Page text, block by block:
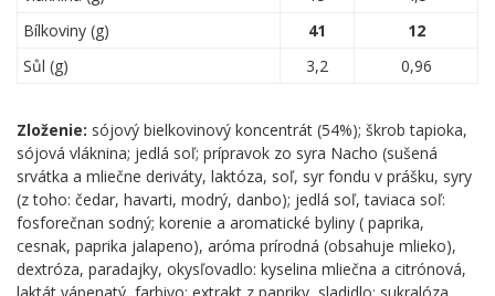
Bílkoviny (g)
41
12
Sůl (g)
3,2 0,96
Zloženie: sójový bielkovinový koncentrát (54%); škrob tapioka,
sójová vláknina; jedlá soľ; prípravok zo syra Nacho (sušená
srvátka a mliečne deriváty, laktóza, soľ, syr fondu v prášku, syry
(z toho: čedar, havarti, modrý, danbo); jedlá soľ, taviaca soľ:
fosforečnan sodný; korenie a aromatické byliny ( paprika,
cesnak, paprika jalapeno), aróma prírodná (obsahuje mlieko),
dextróza, paradajky, okysľovadlo: kyselina mliečna a citrónová,
laktát vápenatý, farbivo: extrakt z papriky, sladidlo: sukralóza,